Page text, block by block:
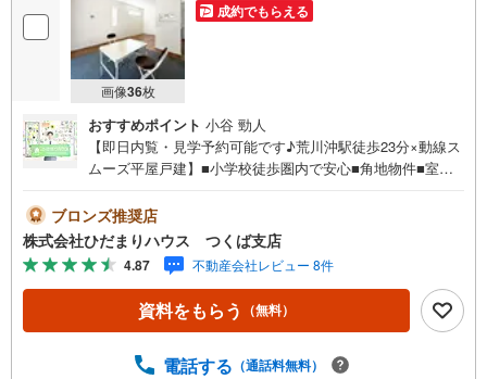
画像36枚
成約でもらえる
おすすめポイント 小谷 勁人
【即日内覧・見学予約可能です♪荒川沖駅徒歩23分×動線ス
ムーズ平屋戸建】■小学校徒歩圏内で安心■角地物件■室内
ファミリーマート徒歩5分未公開写真はひだまりハウスHP
にて公開中♪■人気の平屋一戸建て☆彡■パントリー完備で
散らかりがちなキッチン回りもラクラクお片付けできちゃ
います！■角地につき日当たり・風通し良好です☆マイホー
ム探しは、ひだまりハウスにご相談ください！■自己資金
￥0からの住宅購入できます！■他社様でご紹介されている
がとてもスピーディーです。■インターネット非公開の物件
ブロンズ推奨店
株式会社ひだまりハウス つくば支店
4.87 不動産会社レビュー 8件
資料をもらう （無料）
電話する （通話料無料）